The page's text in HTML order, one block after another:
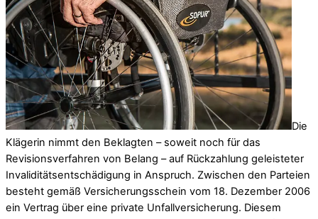
Die
Klägerin nimmt den Beklagten – soweit noch für das
Revisionsverfahren von Belang – auf Rückzahlung geleisteter
Invaliditätsentschädigung in Anspruch. Zwischen den Parteien
besteht gemäß Versicherungsschein vom 18. Dezember 2006
ein Vertrag über eine private Unfallversicherung. Diesem